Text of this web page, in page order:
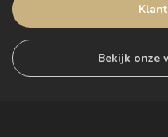
Bekijk onze